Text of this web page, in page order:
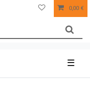
0,00 €
☰